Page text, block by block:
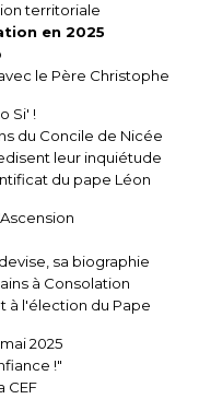
territoriale
en 2025
le Père Christophe
Si' !
du Concile de Nicée
leur inquiétude
du pape Léon
sa biographie
à Consolation
à l'élection du Pape
2025
!"
CEF